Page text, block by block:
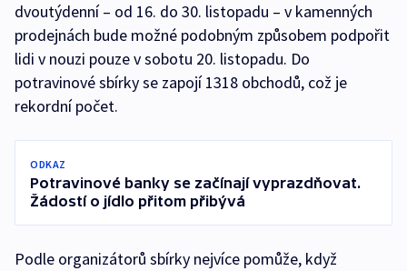
dvoutýdenní – od 16. do 30. listopadu – v kamenných
prodejnách bude možné podobným způsobem podpořit
lidi v nouzi pouze v sobotu 20. listopadu. Do
potravinové sbírky se zapojí 1318 obchodů, což je
rekordní počet.
ODKAZ
Potravinové banky se začínají vyprazdňovat.
Žádostí o jídlo přitom přibývá
Podle organizátorů sbírky nejvíce pomůže, když